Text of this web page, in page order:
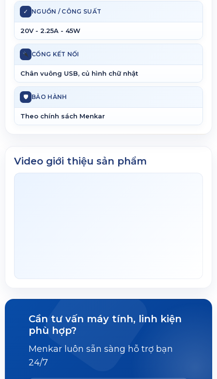
✓ NGUỒN / CÔNG SUẤT
20V - 2.25A - 45W
CỔNG KẾT NỐI
Chân vuông USB, củ hình chữ nhật
🛡 BẢO HÀNH
Theo chính sách Menkar
Video giới thiệu sản phẩm
Cần tư vấn máy tính, linh kiện
phù hợp?
Menkar luôn sẵn sàng hỗ trợ bạn
24/7